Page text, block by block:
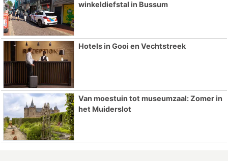
winkeldiefstal in Bussum
Hotels in Gooi en Vechtstreek
Van moestuin tot museumzaal: Zomer in
het Muiderslot